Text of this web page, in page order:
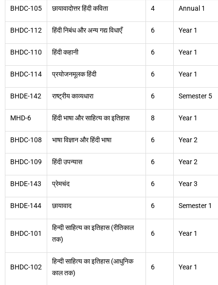
BHDC-105 छायावादोत्तर हिंदी कविता 4 Annual 1
BHDC-112 हिंदी निबंध और अन्य गद्य विधाएँ 6 Year 1
BHDC-110 हिंदी कहानी 6 Year 1
BHDC-114 प्रयोजनमूलक हिंदी 6 Year 1
BHDE-142 राष्ट्रीय काव्यधारा 6 Semester 5
MHD-6 हिंदी भाषा और साहित्य का इतिहास 8 Year 1
BHDC-108 भाषा विज्ञान और हिंदी भाषा 6 Year 2
BHDC-109 हिंदी उपन्यास 6 Year 2
BHDE-143 प्रेमचंद 6 Year 3
BHDE-144 छायावाद 6 Semester 1
BHDC-101
हिन्दी साहित्य का इतिहास (रीतिकाल
तक)
6 Year 1
BHDC-102
हिन्दी साहित्य का इतिहास (आधुनिक
काल तक)
6 Year 1